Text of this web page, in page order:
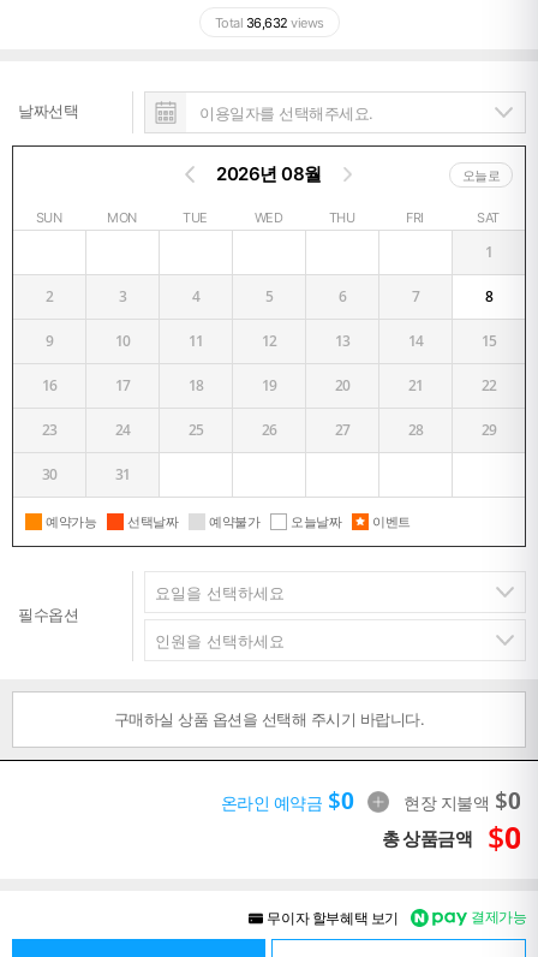
Total 36,632 views
날짜선택
2026년 08월 오늘로
SUN MON TUE WED THU FRI SAT
1
2 3 4 5 6 7 8
9 10 11 12 13 14 15
16 17 18 19 20 21 22
23 24 25 26 27 28 29
30 31
예약가능 선택날짜 예약불가 오늘날짜 이벤트
필수옵션
구매하실 상품 옵션을 선택해 주시기 바랍니다.
온라인 예약금 $0 현장 지불액 $0
총 상품금액 $0
무이자 할부혜택 보기 결제가능